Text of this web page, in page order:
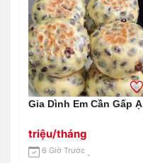
Gia Dình Em Cần Gấp Ạ
triệu/tháng
6 Giờ Trước